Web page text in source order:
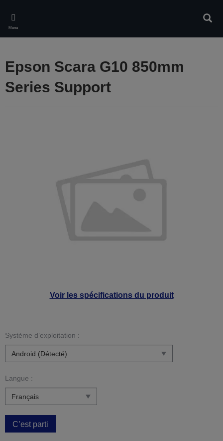
main
content
Menu
Voir les spécifications du produit
Epson Scara G10 850mm
Series Support
Système d’exploitation :
Langue :
C’est parti